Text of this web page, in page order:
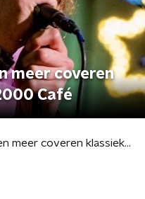
meer coveren
Café
DI-RECT, Stef Bos en meer coveren klassiekers in Top 2000 Café